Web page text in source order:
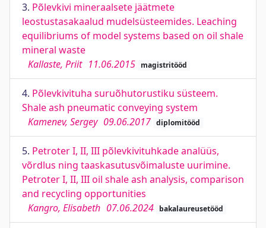
3. Põlevkivi mineraalsete jäätmete
leostustasakaalud mudelsüsteemides. Leaching
equilibriums of model systems based on oil shale
mineral waste
Kallaste, Priit 11.06.2015 magistritööd
4. Põlevkivituha suruõhutorustiku süsteem.
Shale ash pneumatic conveying system
Kamenev, Sergey 09.06.2017 diplomitööd
5. Petroter I, II, III põlevkivituhkade analüüs,
võrdlus ning taaskasutusvõimaluste uurimine.
Petroter I, II, III oil shale ash analysis, comparison
and recycling opportunities
Kangro, Elisabeth 07.06.2024 bakalaureusetööd